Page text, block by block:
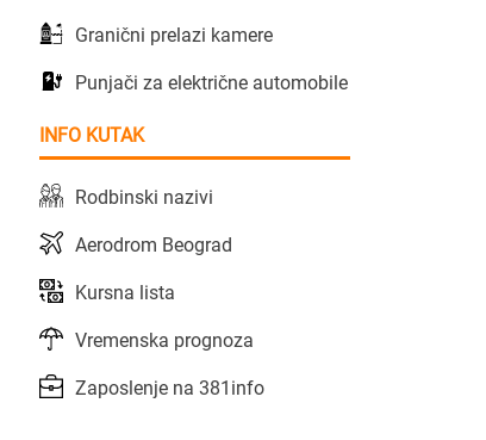
Granični prelazi kamere
Punjači za električne automobile
INFO KUTAK
Rodbinski nazivi
Aerodrom Beograd
Kursna lista
Vremenska prognoza
Zaposlenje na 381info